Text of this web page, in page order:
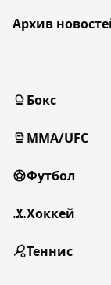
Архив
Бокс
MMA/UFC
Футбол
Хоккей
Теннис